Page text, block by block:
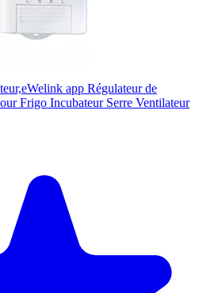
app Régulateur de
Frigo Incubateur Serre Ventilateur